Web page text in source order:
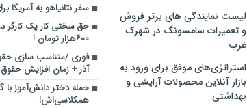
لیست نمایندگی های برتر فروش
و تعمیرات سامسونگ در شهرک
غرب
استراتژی‌های موفق برای ورود به
بازار آنلاین محصولات آرایشی و
بهداشتی
سفر نتانیاهو به آمریکا
حق سختی کار یک کارگر
۶۰۰هزار تومان !
آذر + زمان افزایش
حمله دختر دانش‌آموز با
همکلاسی‌اش!